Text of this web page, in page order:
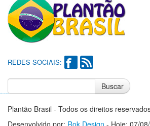
REDES SOCIAIS:
Buscar
Plantão Brasil - Todos os direitos
Desenvolvido por: Rok Design - Hoje: 07/